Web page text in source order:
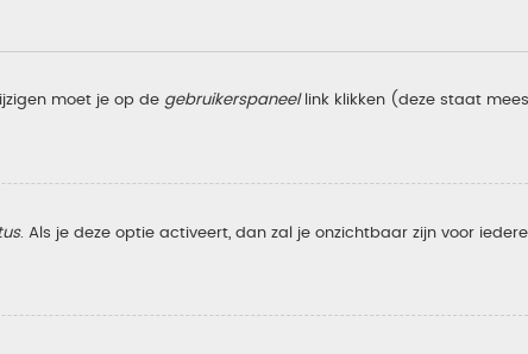
moet je op de gebruikerspaneellink klikken (deze staat
. Als je deze optie activeert, dan zal je onzichtbaar zijn voor